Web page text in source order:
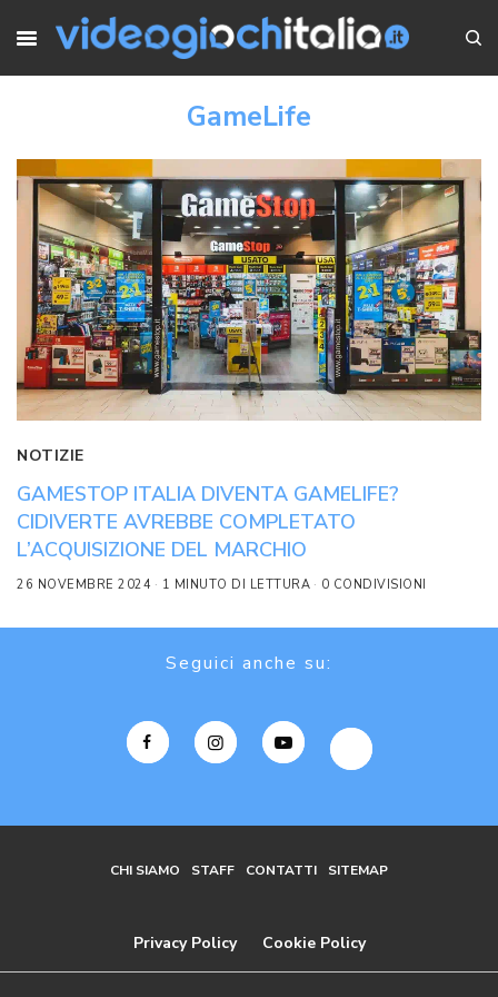
GameLife
NOTIZIE
GAMESTOP ITALIA DIVENTA GAMELIFE?
CIDIVERTE AVREBBE COMPLETATO
L’ACQUISIZIONE DEL MARCHIO
26 NOVEMBRE 2024 1 MINUTO DI LETTURA 0 CONDIVISIONI
Seguici anche su:
CHI SIAMO STAFF CONTATTI SITEMAP
Privacy Policy Cookie Policy